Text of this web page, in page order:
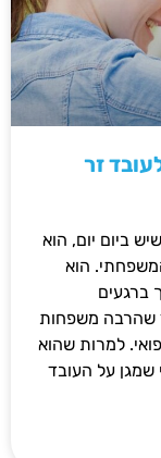
זר
ביום יום, הוא
הוא
ברגעים
שהרבה משפחות
למרות שהוא
שמגן על העובד